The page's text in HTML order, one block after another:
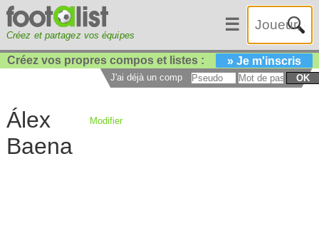
Créez et partagez vos équipes
☰
Créez vos propres compos et listes : » Je m'inscris
J'ai déjà un compte : OK
Álex
Baena
Modifier